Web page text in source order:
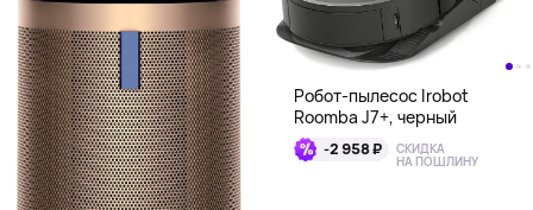
Робот-пылесос Irobot
Roomba J7+, черный
-2 958 ₽ СКИДКА
НА ПОШЛИНУ